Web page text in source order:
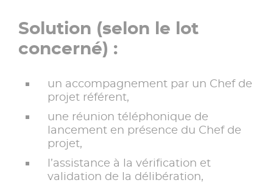
Solution (selon le lot
concerné) :
un accompagnement par un Chef de
projet référent,
une réunion téléphonique de
lancement en présence du Chef de
projet,
l’assistance à la vérification et
validation de la délibération,